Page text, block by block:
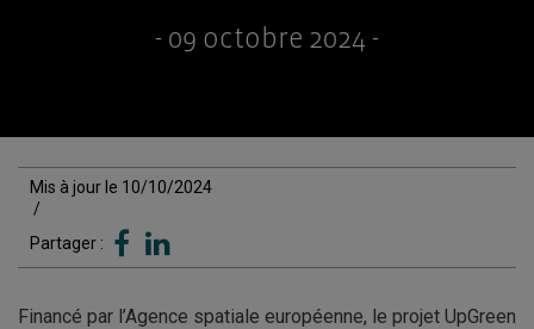
- 09 octobre 2024 -
Mis à jour le 10/10/2024
/
Partager :
Financé par l’Agence spatiale européenne, le projet UpGreen